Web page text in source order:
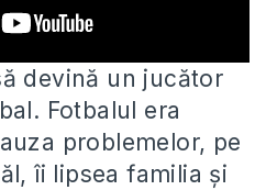
devină un jucător
Fotbalul era
problemelor, pe
îi lipsea familia și